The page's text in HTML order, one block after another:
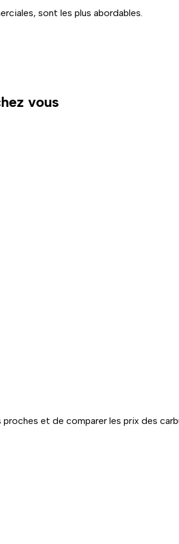
sont les plus abordables.
vous
et de comparer les prix des